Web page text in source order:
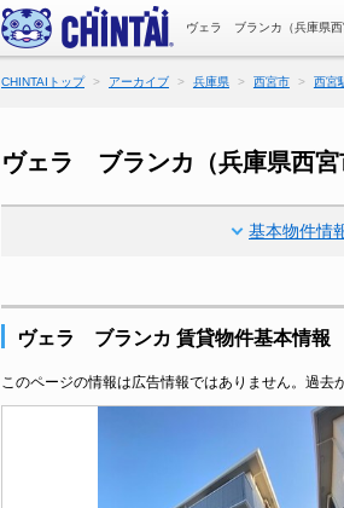
ヴェラ ブランカ（兵庫県西
CHINTAIトップ アーカイブ 兵庫県 西宮市 西宮
ヴェラ ブランカ（兵庫県西宮
基本物件情
ヴェラ ブランカ 賃貸物件基本情報
このページの情報は広告情報ではありません。過去